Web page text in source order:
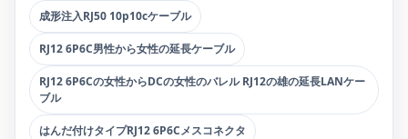
成形注入RJ50 10p10cケーブル
RJ12 6P6C男性から女性の延長ケーブル
RJ12 6P6Cの女性からDCの女性のバレル RJ12の雄の延長LANケー
ブル
はんだ付けタイプRJ12 6P6Cメスコネクタ